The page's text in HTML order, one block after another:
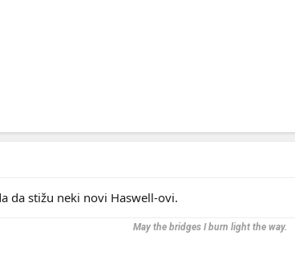
da stižu neki novi Haswell-ovi.
May the bridges I burn light the way.